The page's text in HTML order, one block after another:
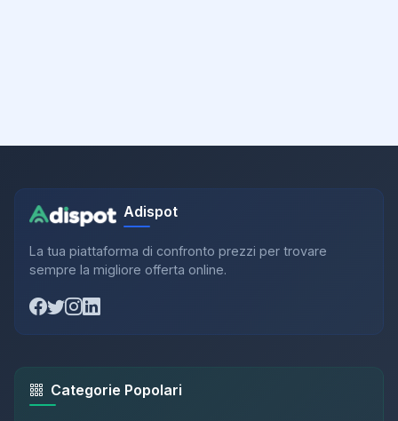
Adispot
La tua piattaforma di confronto prezzi per trovare
sempre la migliore offerta online.
Categorie Popolari